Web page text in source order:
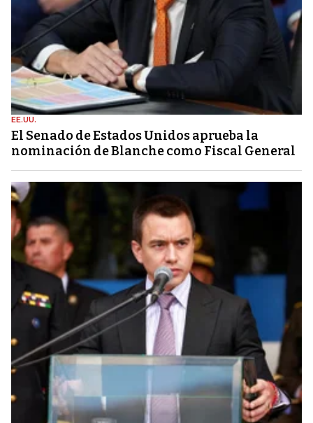
EE.UU.
El Senado de Estados Unidos aprueba la
nominación de Blanche como Fiscal General